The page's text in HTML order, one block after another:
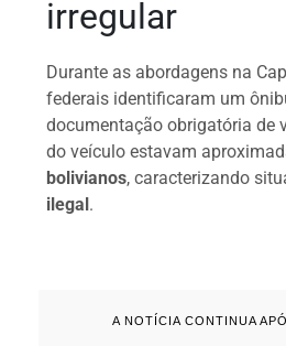
irregular
Durante as abordagens na
federais identificaram um
documentação obrigatória de
do veículo estavam
bolivianos, caracterizando
ilegal.
A NOTÍCIA CONTINUA